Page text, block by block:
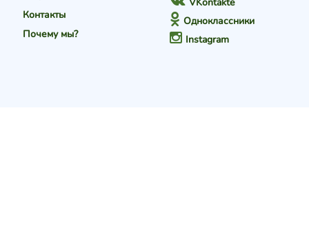
Контакты
Почему мы?
Одноклассники
Instagram